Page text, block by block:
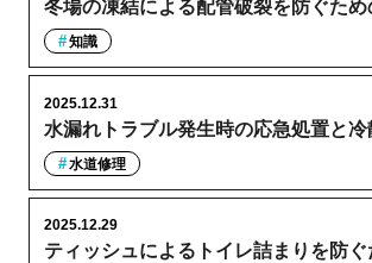
冬場の凍結による配管破裂を防ぐため
知識
水漏れトラブル発生時の応急処置と
2025.12.31
水道修理
ティッシュによるトイレ詰まりを防
2025.12.29